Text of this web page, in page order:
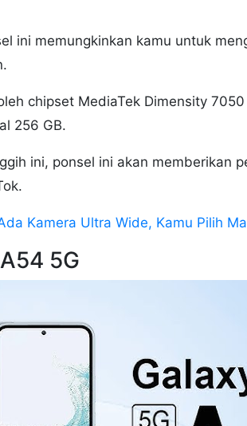
ini memungkinkan kamu untuk
chipset MediaTek Dimensity
256 GB.
ini, ponsel ini akan memberikan
Kamera Ultra Wide, Kamu Pilih
5G